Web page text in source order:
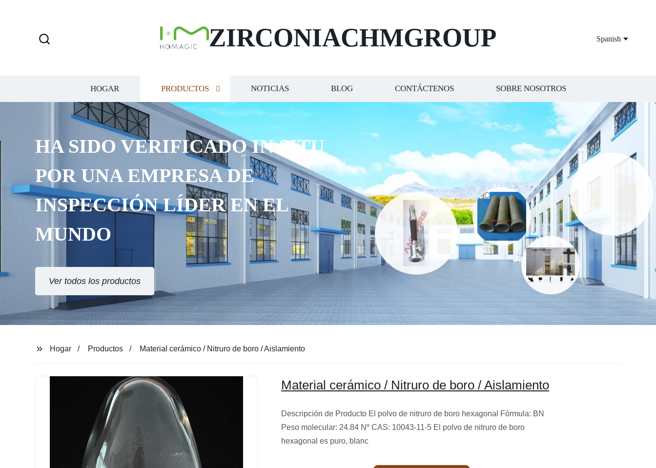
ZIRCONIACHMGROUP Spanish
HOGAR PRODUCTOS NOTICIAS BLOG CONTÁCTENOS SOBRE NOSOTROS
HA SIDO VERIFICADO IN SITU
POR UNA EMPRESA DE
INSPECCIÓN LÍDER EN EL
MUNDO
Ver todos los productos
Hogar Productos Material cerámico / Nitruro de boro / Aislamiento
Material cerámico / Nitruro de boro / Aislamiento
Descripción de Producto El polvo de nitruro de boro hexagonal Fórmula: BN
Peso molecular: 24.84 Nº CAS: 10043-11-5 El polvo de nitruro de boro
hexagonal es puro, blanc